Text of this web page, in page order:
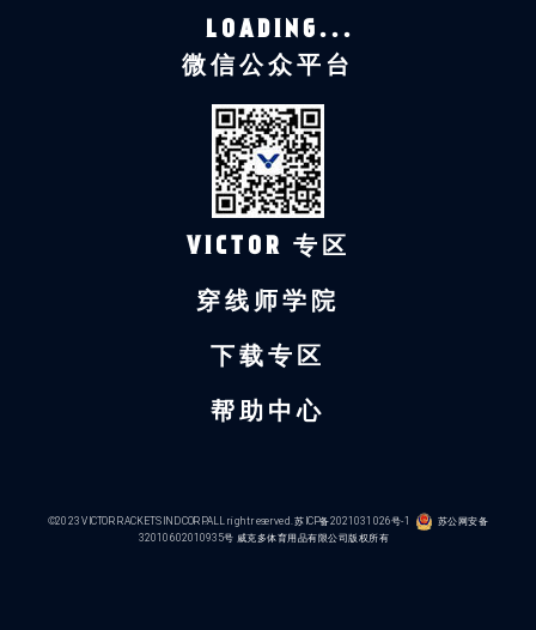
LOADING...
微信公众平台
VICTOR 专区
穿线师学院
下载专区
帮助中心
©2023 VICTOR RACKETS IND CORP.ALL right reserved.苏ICP备2021031026号-1 苏公网安备
32010602010935号 威克多体育用品有限公司版权所有